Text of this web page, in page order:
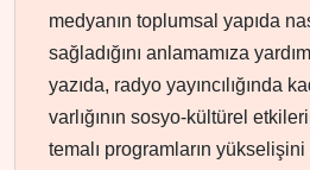
medyanın toplumsal yapıda
sağladığını anlamamıza
yazıda, radyo yayıncılığında
varlığının sosyo-kültürel
temalı programların